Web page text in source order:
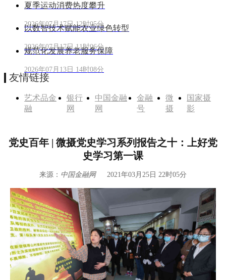
夏季运动消费热度攀升
2026年07月17日 12时05分
以数智技术赋能农业绿色转型
2026年07月17日 11时06分
规范化发展养老服务保障
2026年07月13日 14时08分
友情链接
艺术品金
融
银行
网
中国金融
网
金融
号
微
摄
国家摄
影
党史百年 | 微摄党史学习系列报告之十：上好党
史学习第一课
来源： 中国金融网 2021年03月25日 22时05分